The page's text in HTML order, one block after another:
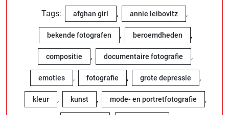
Tags: afghan girl , annie leibovitz ,
bekende fotografen , beroemdheden ,
compositie , documentaire fotografie ,
emoties , fotografie , grote depressie ,
kleur , kunst , mode- en portretfotografie ,